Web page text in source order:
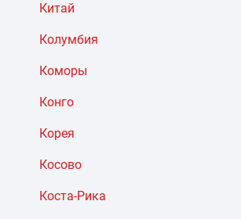
Китай
Колумбия
Коморы
Конго
Корея
Косово
Коста-Рика